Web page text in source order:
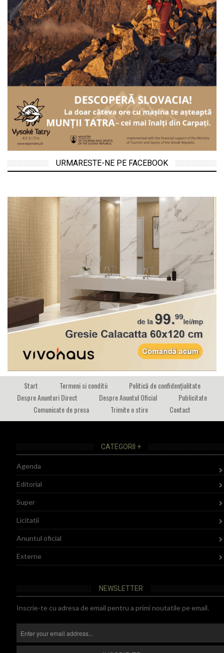
URMARESTE-NE PE FACEBOOK
Start Termeni si conditii
Politică de confidențialitate
Despre Anunturi Direct
Despre Anuntul Oficial
Publicitate
Comunicate de presa
Trimite o stire Contact
CATEGORII +
Agenda
Editorial
Super
Licitatii
Anuntul oficial
Externe
NEWSLETTER
Inscrie-te cu adresa de email pentru a primi noutatile pe email.